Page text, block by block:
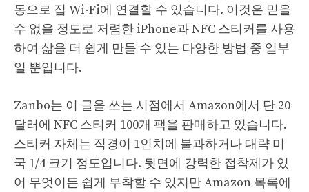
동으로 집 Wi-Fi에 연결할 수 있습니다. 이것은 믿을
수 없을 정도로 저렴한 iPhone과 NFC 스티커를 사용
하여 삶을 더 쉽게 만들 수 있는 다양한 방법 중 일부
일 뿐입니다.
Zanbo는 이 글을 쓰는 시점에서 Amazon에서 단 20
달러에 NFC 스티커 100개 팩을 판매하고 있습니다.
스티커 자체는 직경이 1인치에 불과하거나 대략 미
국 1/4 크기 정도입니다. 뒷면에 강력한 접착제가 있
어 무엇이든 쉽게 부착할 수 있지만 Amazon 목록에